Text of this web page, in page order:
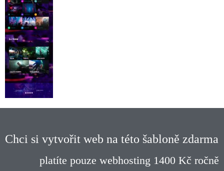
Chci si vytvořit web na této šabloně zdarma
platíte pouze webhosting 1400 Kč ročně